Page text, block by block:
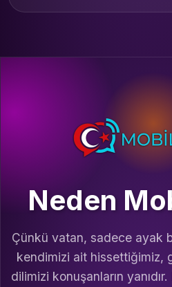
Neden
Çünkü vatan, sadece ayak
kendimizi ait hissettiğimiz,
dilimizi konuşanların